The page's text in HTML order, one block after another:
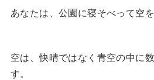
あなたは、公園に寝そべって空を
空は、快晴ではなく青空の中に
す。